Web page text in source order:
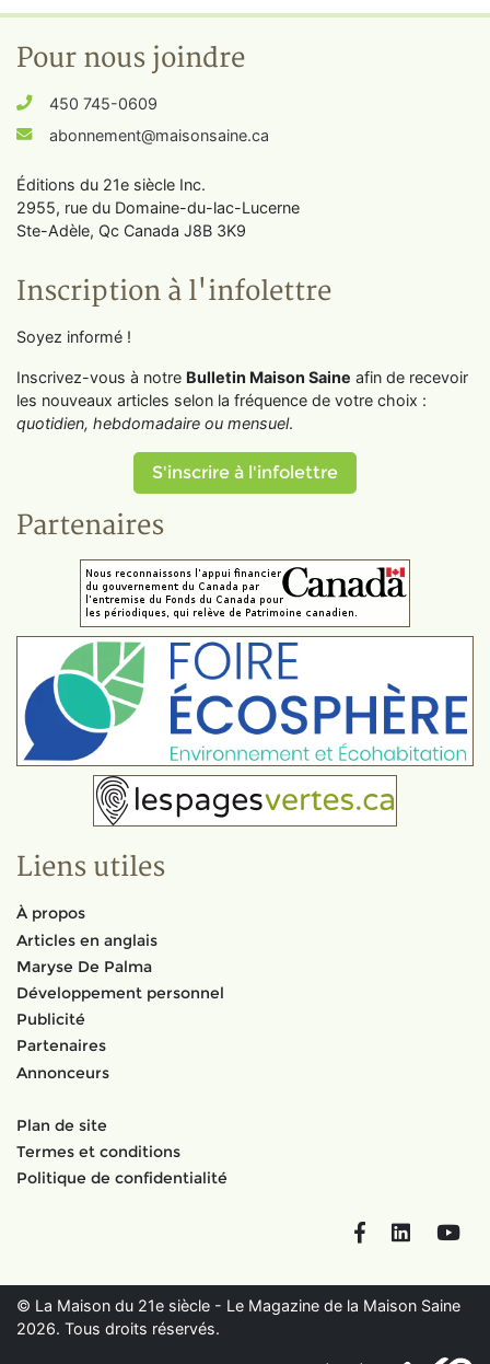
Pour nous joindre
450 745-0609
abonnement@maisonsaine.ca
Éditions du 21e siècle Inc.
2955, rue du Domaine-du-lac-Lucerne
Ste-Adèle, Qc Canada J8B 3K9
Inscription à l'infolettre
Soyez informé !
Inscrivez-vous à notre Bulletin Maison Saine afin de recevoir
les nouveaux articles selon la fréquence de votre choix :
quotidien, hebdomadaire ou mensuel.
S'inscrire à l'infolettre
Partenaires
Liens utiles
À propos
Articles en anglais
Maryse De Palma
Développement personnel
Publicité
Partenaires
Annonceurs
Plan de site
Termes et conditions
Politique de confidentialité
FacebookLinkedIn
© La Maison du 21e siècle - Le Magazine de la Maison Saine
2026. Tous droits réservés.